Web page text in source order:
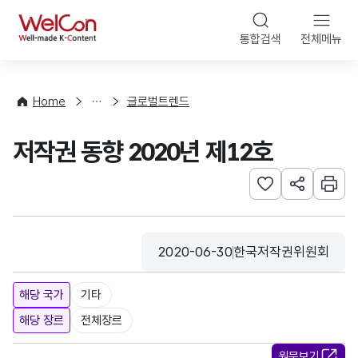
WelCon 통합검색 전체메뉴
Home
향
계
글로벌트렌드
저작권 동향 2020년 제12호
관심사 등록하기
URL 공유하
인쇄
등록일
2020-06-30
수집기관
한국저작권위원회
해당 국가
기타
해당 장르
전체장르